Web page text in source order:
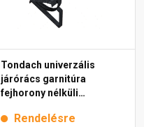
Tondach univerzális
járórács garnitúra
fejhorony nélküli
cmRendelésre